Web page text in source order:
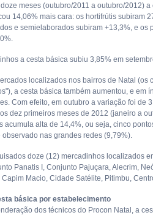
meses (outubro/2011 a outubro/2012) a
14,06% mais cara: os hortifrútis subiram
e semielaborados subiram +13,3%, e os
a cesta básica subiu 3,85% em
localizados nos bairros de Natal (os
a cesta básica também aumentou, e em
Com efeito, em outubro a variação foi de
dez primeiros meses de 2012 (janeiro a
acumula alta de 14,4%, ou seja, cinco
observado nas grandes redes (9,79%).
doze (12) mercadinhos localizados
Panatis I, Conjunto Pajuçara, Alecrim,
Capim Macio, Cidade Satélite, Pitimbu,
básica por estabelecimento
dos técnicos do Procon Natal, a